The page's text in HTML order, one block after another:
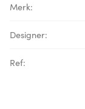
Merk:
Designer:
Ref: